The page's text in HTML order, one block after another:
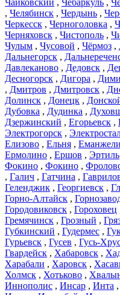
, Челябинск , Чердынь ,
Черкесск , Черноголовка ,
Черняховск , Чистополь ,
Чулым , Чусовой , Чёрмоз ,
Дальнегорск ,
Давлеканово , Дедовск ,
Десногорск , Дигора ,
, Дмитров , Дмитровск ,
Долинск , Донецк ,
Дубовка , Дудинка ,
Дзержинский , Егорьевск ,
Электрогорск ,
Елизово , Ельня ,
Ермолино , Ершов , Эртиль
Фокино , Фокино ,
, Галич , Гатчина ,
Геленджик , Георгиевск ,
Горно-Алтайск ,
Городовиковск , Гороховец
Гремячинск , Грозный ,
Губкинский , Гудермес ,
Гурьевск , Гусев , Гусь-
Гвардейск , Хабаровск ,
Харабали , Харовск ,
Холмск , Хотьково ,
Иннополис , Инсар , Инта ,